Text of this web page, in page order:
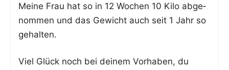
Mei­ne Frau hat so in 12 Wochen 10 Kilo abge­
nom­men und das Gewicht auch seit 1 Jahr so
gehalten.
Viel Glück noch bei dei­nem Vor­ha­ben, du